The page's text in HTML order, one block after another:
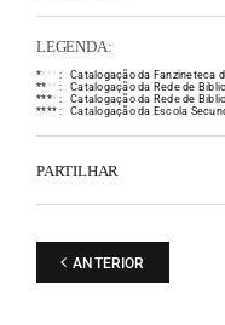
LEGENDA:
** * * :
Catalogação da Fanzineteca
** * * :
Catalogação da Rede de
**** :
Catalogação da Rede de
**** : Catalogação da Escola
PARTILHAR
ANTERIOR